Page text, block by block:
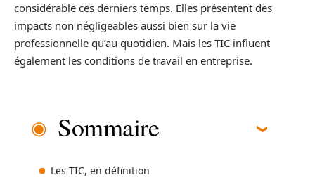
considérable ces derniers temps. Elles présentent des
impacts non négligeables aussi bien sur la vie
professionnelle qu’au quotidien. Mais les TIC influent
également les conditions de travail en entreprise.
Sommaire
Les TIC, en définition